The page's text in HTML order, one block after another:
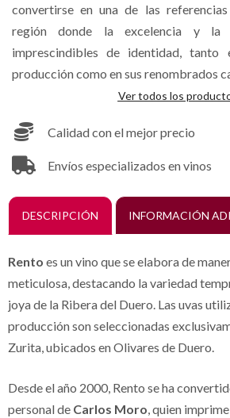
convertirse en una de las
región donde la excelencia y la
imprescindibles de identidad, tanto
producción como en sus renombrados
Ver todos los
Calidad con el mejor precio
Envíos especializados en vinos
DESCRIPCIÓN INFORMACIÓN
Rento es un vino que se elabora de
meticulosa, destacando la variedad
joya de la Ribera del Duero. Las uvas
producción son seleccionadas
Zurita, ubicados en Olivares de Duero.
Desde el año 2000, Rento se ha
personal de Carlos Moro, quien